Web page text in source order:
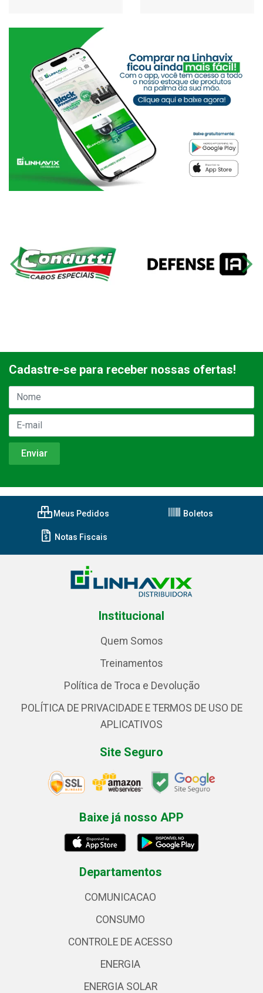
Cadastre-se para receber nossas ofertas!
Meus Pedidos Boletos
Notas Fiscais
Institucional
Quem Somos
Treinamentos
Política de Troca e Devolução
POLÍTICA DE PRIVACIDADE E TERMOS DE USO DE
APLICATIVOS
Site Seguro
Baixe já nosso APP
Departamentos
COMUNICACAO
CONSUMO
CONTROLE DE ACESSO
ENERGIA
ENERGIA SOLAR